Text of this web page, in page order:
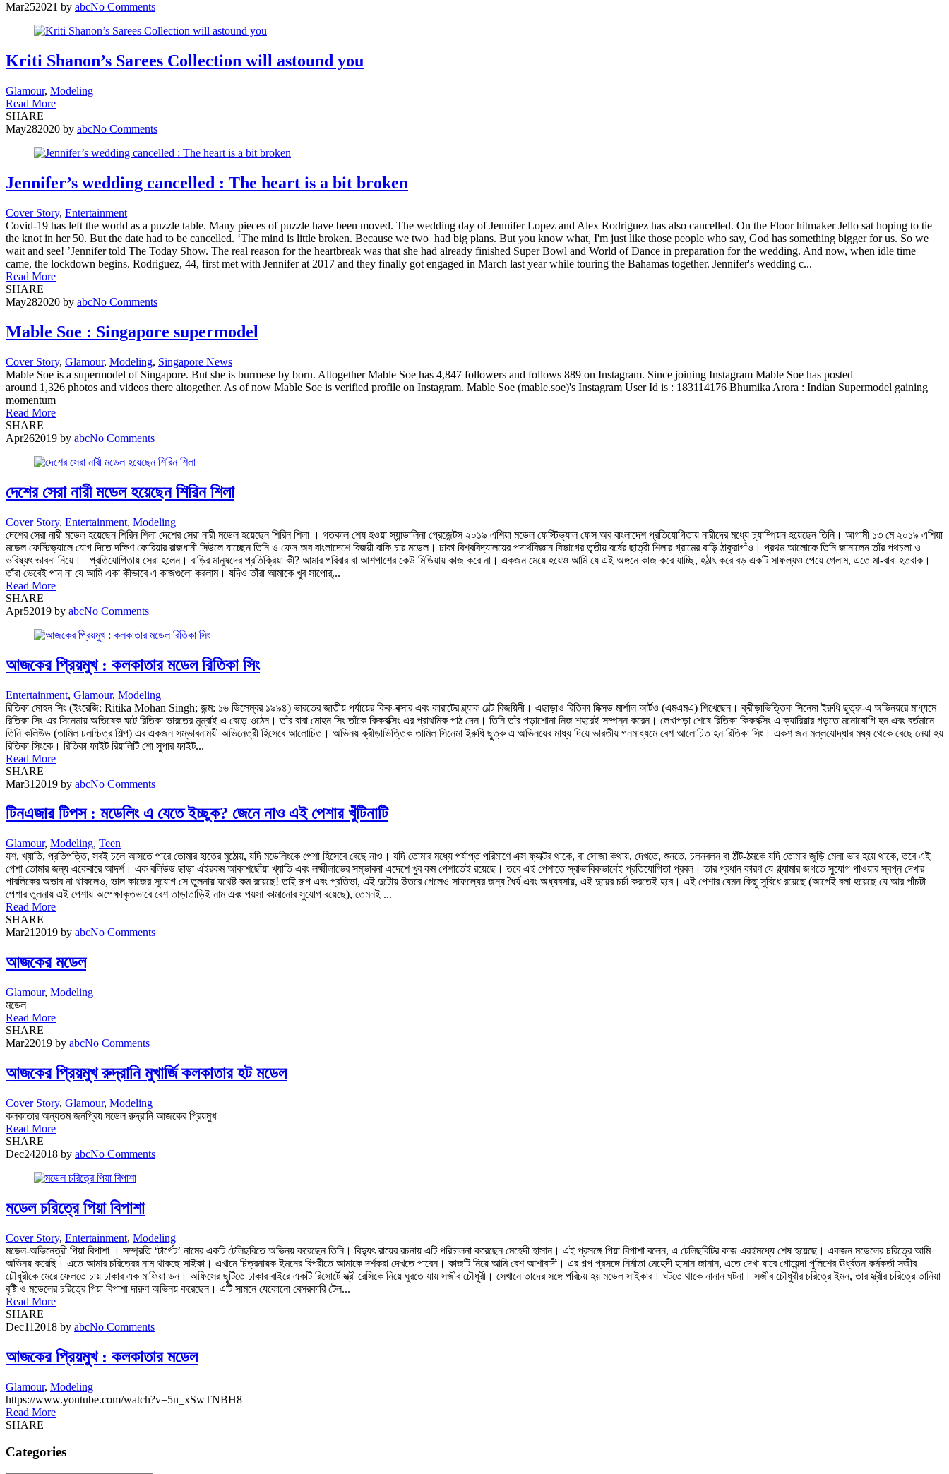
Mar252021 by abcNo Comments
Kriti Shanon’s Sarees Collection will astound you
Glamour, Modeling
Read More
SHARE
May282020 by abcNo Comments
Jennifer’s wedding cancelled : The heart is a bit broken
Cover Story, Entertainment
Covid-19 has left the world as a puzzle table. Many pieces of puzzle have been moved. The wedding day of Jennifer Lopez and Alex Rodriguez has also cancelled. On the Floor hitmaker Jello sat hoping to tie
the knot in her 50. But the date had to be cancelled. ‘The mind is little broken. Because we two had big plans. But you know what, I'm just like those people who say, God has something bigger for us. So we
wait and see! ’Jennifer told The Today Show. The real reason for the heartbreak was that she had already finished Super Bowl and World of Dance in preparation for the wedding. And now, when idle time
came, the lockdown begins. Rodriguez, 44, first met with Jennifer at 2017 and they finally got engaged in March last year while touring the Bahamas together. Jennifer's wedding c...
Read More
SHARE
May282020 by abcNo Comments
Mable Soe : Singapore supermodel
Cover Story, Glamour, Modeling, Singapore News
Mable Soe is a supermodel of Singapore. But she is burmese by born. Altogether Mable Soe has 4,847 followers and follows 889 on Instagram. Since joining Instagram Mable Soe has posted
around 1,326 photos and videos there altogether. As of now Mable Soe is verified profile on Instagram. Mable Soe (mable.soe)'s Instagram User Id is : 183114176 Bhumika Arora : Indian Supermodel gaining
momentum
Read More
SHARE
Apr262019 by abcNo Comments
দেশের সেরা নারী মডেল হয়েছেন শিরিন শিলা
Cover Story, Entertainment, Modeling
দেশের সেরা নারী মডেল হয়েছেন শিরিন শিলা দেশের সেরা নারী মডেল হয়েছেন শিরিন শিলা । গতকাল শেষ হওয়া স্যান্ডালিনা প্রেজেন্টস ২০১৯ এশিয়া মডেল ফেস্টিভ্যাল ফেস অব বাংলাদেশ প্রতিযোগিতায় নারীদের মধ্যে চ্যাম্পিয়ন হয়েছেন তিনি। আগামী ১৩ মে ২০১৯ এশিয়া
মডেল ফেস্টিভ্যালে যোগ দিতে দক্ষিণ কোরিয়ার রাজধানী সিউলে যাচ্ছেন তিনি ও ফেস অব বাংলাদেশে বিজয়ী বাকি চার মডেল। ঢাকা বিশ্ববিদ্যালয়ের পদার্থবিজ্ঞান বিভাগের তৃতীয় বর্ষের ছাত্রী শিলার গ্রামের বাড়ি ঠাকুরাগাঁও। প্রথম আলোকে তিনি জানালেন তাঁর পথচলা ও
ভবিষ্যৎ ভাবনা নিয়ে। প্রতিযোগিতায় সেরা হলেন। বাড়ির মানুষদের প্রতিক্রিয়া কী? আমার পরিবার বা আশপাশের কেউ মিডিয়ায় কাজ করে না। একজন মেয়ে হয়েও আমি যে এই অঙ্গনে কাজ করে যাচ্ছি, হঠাৎ করে বড় একটি সাফল্যও পেয়ে গেলাম, এতে মা-বাবা হতবাক।
তাঁরা ভেবেই পান না যে আমি একা কীভাবে এ কাজগুলো করলাম। যদিও তাঁরা আমাকে খুব সাপোর্...
Read More
SHARE
Apr52019 by abcNo Comments
আজকের প্রিয়মুখ : কলকাতার মডেল রিতিকা সিং
Entertainment, Glamour, Modeling
রিতিকা মোহন সিং (ইংরেজি: Ritika Mohan Singh; জন্ম: ১৬ ডিসেম্বর ১৯৯৪) ভারতের জাতীয় পর্যায়ের কিক-বক্সার এবং কারাটের ব্ল্যাক বেল্ট বিজয়িনী। এছাড়াও রিতিকা মিক্সড মার্শাল আর্টও (এমএমএ) শিখেছেন। ক্রীড়াভিত্তিক সিনেমা ইরুধি ছুত্রু-এ অভিনয়রে মাধ্যমে
রিতিকা সিং এর সিনেমায় অভিষেক ঘটে রিতিকা ভারতের মুম্বাই এ বেড়ে ওঠেন। তাঁর বাবা মোহন সিং তাঁকে কিকবক্সিং এর প্রাথমিক পাঠ দেন। তিনি তাঁর পড়াশোনা নিজ শহরেই সম্পন্ন করেন। লেখাপড়া শেষে রিতিকা কিকবক্সিং এ ক্যারিয়ার গড়তে মনোযোগি হন এবং বর্তমানে
তিনি কলিউড (তামিল চলচ্চিত্র শিল্প) এর একজন সম্ভাবনাময়ী অভিনেত্রী হিসেবে আলোচিত। অভিনয় ক্রীড়াভিত্তিক তামিল সিনেমা ইরুধি ছুত্রু এ অভিনয়ের মাধ্য দিয়ে ভারতীয় গনমাধ্যমে বেশ আলোচিত হন রিতিকা সিং। একশ জন মল্লযোদ্ধার মধ্য থেকে বেছে নেয়া হয়
রিতিকা সিংকে। রিতিকা ফাইট রিয়ালিটি শো সুপার ফাইট...
Read More
SHARE
Mar31 2019 by abcNo Comments
টিনএজার টিপস : মডেলিং এ যেতে ইচ্ছুক? জেনে নাও এই পেশার খুঁটিনাটি
Glamour, Modeling, Teen
যশ, খ্যাতি, প্রতিপত্তি, সবই চলে আসতে পারে তোমার হাতের মুঠোয়, যদি মডেলিংকে পেশা হিসেবে বেছে নাও। যদি তোমার মধ্যে পর্যাপ্ত পরিমাণে এক্স ফ্যাক্টর থাকে, বা সোজা কথায়, দেখতে, শুনতে, চলনবলন বা ঠাঁট-ঠমকে যদি তোমার জুড়ি মেলা ভার হয়ে থাকে, তবে এই
পেশা তোমার জন্য একেবারে আদর্শ। এক বলিউড ছাড়া এইরকম আকাশছোঁয়া খ্যাতি এবং লক্ষ্মীলাভের সম্ভাবনা এদেশে খুব কম পেশাতেই রয়েছে। তবে এই পেশাতে স্বাভাবিকভাবেই প্রতিযোগিতা প্রবল। তার প্রধান কারণ যে গ্ল্যামার জগতে সুযোগ পাওয়ার স্বপ্ন দেখার
পাবলিকের অভাব না থাকলেও, ভাল কাজের সুযোগ সে তুলনায় যথেষ্ট কম রয়েছে! তাই রূপ এবং প্রতিভা, এই দুটোয় উতরে গেলেও সাফল্যের জন্য ধৈর্য এবং অধ্যবসায়, এই দুয়ের চর্চা করতেই হবে। এই পেশার যেমন কিছু সুবিধে রয়েছে (আগেই বলা হয়েছে যে আর পাঁচটা
পেশার তুলনায় এই পেশায় অপেক্ষাকৃতভাবে বেশ তাড়াতাড়িই নাম এবং পয়সা কামানোর সুযোগ রয়েছে), তেমনই ...
Read More
SHARE
Mar21 2019 by abcNo Comments
আজকের মডেল
Glamour, Modeling
মডেল
Read More
SHARE
Mar22019 by abcNo Comments
আজকের প্রিয়মুখ রুদ্রানি মুখার্জি কলকাতার হট মডেল
Cover Story, Glamour, Modeling
কলকাতার অন্যতম জনপ্রিয় মডেল রুদ্রানি আজকের প্রিয়মুখ
Read More
SHARE
Dec242018 by abcNo Comments
মডেল চরিত্রে পিয়া বিপাশা
Cover Story, Entertainment, Modeling
মডেল-অভিনেত্রী পিয়া বিপাশা । সম্প্রতি ‘টার্গেট’ নামের একটি টেলিছবিতে অভিনয় করেছেন তিনি। বিদ্যুৎ রায়ের রচনায় এটি পরিচালনা করেছেন মেহেদী হাসান। এই প্রসঙ্গে পিয়া বিপাশা বলেন, এ টেলিছবিটির কাজ এরইমধ্যে শেষ হয়েছে। একজন মডেলের চরিত্রে আমি
অভিনয় করেছি। এতে আমার চরিত্রের নাম থাকছে সাইকা। এখানে চিত্রনায়ক ইমনের বিপরীতে আমাকে দর্শকরা দেখতে পাবেন। কাজটি নিয়ে আমি বেশ আশাবাদী। এর গল্প প্রসঙ্গে নির্মাতা মেহেদী হাসান জানান, এতে দেখা যাবে গোয়েন্দা পুলিশের ঊর্ধ্বতন কর্মকর্তা সজীব
চৌধুরীকে মেরে ফেলতে চায় ঢাকার এক মাফিয়া ডন। অফিসের ছুটিতে ঢাকার বাইরে একটি রিসোর্টে স্ত্রী রেসিকে নিয়ে ঘুরতে যায় সজীব চৌধুরী। সেখানে তাদের সঙ্গে পরিচয় হয় মডেল সাইকার। ঘটতে থাকে নানান ঘটনা। সজীব চৌধুরীর চরিত্রে ইমন, তার স্ত্রীর চরিত্রে তানিয়া
বৃষ্টি ও মডেলের চরিত্রে পিয়া বিপাশা দারুণ অভিনয় করেছেন। এটি সামনে যেকোনো বেসরকারি টেল...
Read More
SHARE
Dec11 2018 by abcNo Comments
আজকের প্রিয়মুখ : কলকাতার মডেল
Glamour, Modeling
https://www.youtube.com/watch?v=5n_xSwTNBH8
Read More
SHARE
Categories